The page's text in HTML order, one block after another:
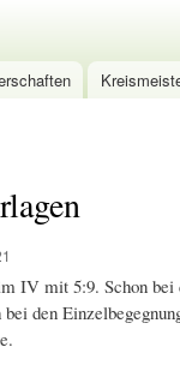
Inhalt
IV mit 5:9. Schon
den